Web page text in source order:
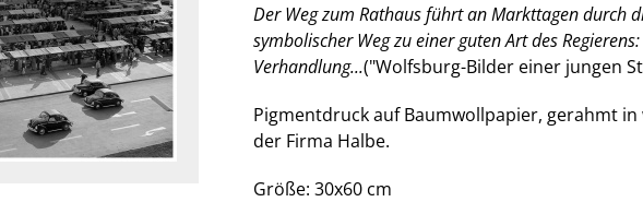
Der Weg zum Rathaus führt an Markttagen durch
symbolischer Weg zu einer guten Art des
Verhandlung...("Wolfsburg-Bilder einer jungen
Pigmentdruck auf Baumwollpapier, gerahmt
der Firma Halbe.
Größe: 30x60 cm